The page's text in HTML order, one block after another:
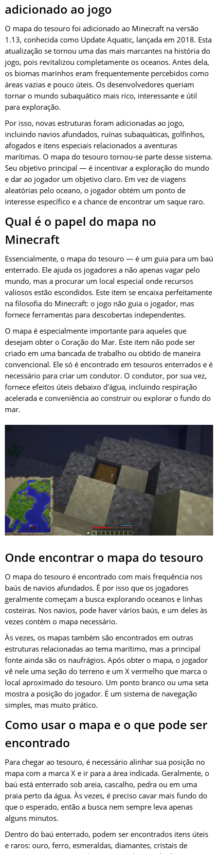
adicionado ao jogo
O mapa do tesouro foi adicionado ao Minecraft na versão
1.13, conhecida como Update Aquatic, lançada em 2018. Esta
atualização se tornou uma das mais marcantes na história do
jogo, pois revitalizou completamente os oceanos. Antes dela,
os biomas marinhos eram frequentemente percebidos como
áreas vazias e pouco úteis. Os desenvolvedores queriam
tornar o mundo subaquático mais rico, interessante e útil
para exploração.
Por isso, novas estruturas foram adicionadas ao jogo,
incluindo navios afundados, ruínas subaquáticas, golfinhos,
afogados e itens especiais relacionados a aventuras
marítimas. O mapa do tesouro tornou-se parte desse sistema.
Seu objetivo principal — é incentivar a exploração do mundo
e dar ao jogador um objetivo claro. Em vez de viagens
aleatórias pelo oceano, o jogador obtém um ponto de
interesse específico e a chance de encontrar um saque raro.
Qual é o papel do mapa no
Minecraft
Essencialmente, o mapa do tesouro — é um guia para um baú
enterrado. Ele ajuda os jogadores a não apenas vagar pelo
mundo, mas a procurar um local especial onde recursos
valiosos estão escondidos. Este item se encaixa perfeitamente
na filosofia do Minecraft: o jogo não guia o jogador, mas
fornece ferramentas para descobertas independentes.
O mapa é especialmente importante para aqueles que
desejam obter o Coração do Mar. Este item não pode ser
criado em uma bancada de trabalho ou obtido de maneira
convencional. Ele só é encontrado em tesouros enterrados e é
necessário para criar um condutor. O condutor, por sua vez,
fornece efeitos úteis debaixo d'água, incluindo respiração
acelerada e conveniência ao construir ou explorar o fundo do
mar.
Onde encontrar o mapa do tesouro
O mapa do tesouro é encontrado com mais frequência nos
baús de navios afundados. É por isso que os jogadores
geralmente começam a busca explorando oceanos e linhas
costeiras. Nos navios, pode haver vários baús, e um deles às
vezes contém o mapa necessário.
Às vezes, os mapas também são encontrados em outras
estruturas relacionadas ao tema marítimo, mas a principal
fonte ainda são os naufrágios. Após obter o mapa, o jogador
vê nele uma seção do terreno e um X vermelho que marca o
local aproximado do tesouro. Um ponto branco ou uma seta
mostra a posição do jogador. É um sistema de navegação
simples, mas muito prático.
Como usar o mapa e o que pode ser
encontrado
Para chegar ao tesouro, é necessário alinhar sua posição no
mapa com a marca X e ir para a área indicada. Geralmente, o
baú está enterrado sob areia, cascalho, pedra ou em uma
praia perto da água. Às vezes, é preciso cavar mais fundo do
que o esperado, então a busca nem sempre leva apenas
alguns minutos.
Dentro do baú enterrado, podem ser encontrados itens úteis
e raros: ouro, ferro, esmeraldas, diamantes, cristais de